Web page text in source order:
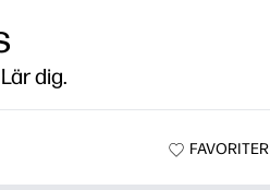
dig.
FAVORITER